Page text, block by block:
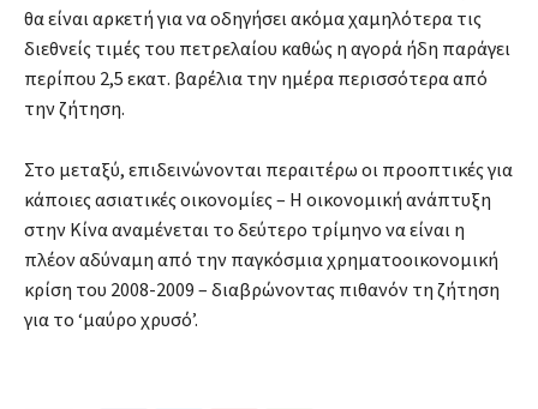
θα είναι αρκετή για να οδηγήσει ακόμα χαμηλότερα τις
διεθνείς τιμές του πετρελαίου καθώς η αγορά ήδη παράγει
περίπου 2,5 εκατ. βαρέλια την ημέρα περισσότερα από
την ζήτηση.
Στο μεταξύ, επιδεινώνονται περαιτέρω οι προοπτικές για
κάποιες ασιατικές οικονομίες – Η οικονομική ανάπτυξη
στην Κίνα αναμένεται το δεύτερο τρίμηνο να είναι η
πλέον αδύναμη από την παγκόσμια χρηματοοικονομική
κρίση του 2008-2009 – διαβρώνοντας πιθανόν τη ζήτηση
για το ‘μαύρο χρυσό’.